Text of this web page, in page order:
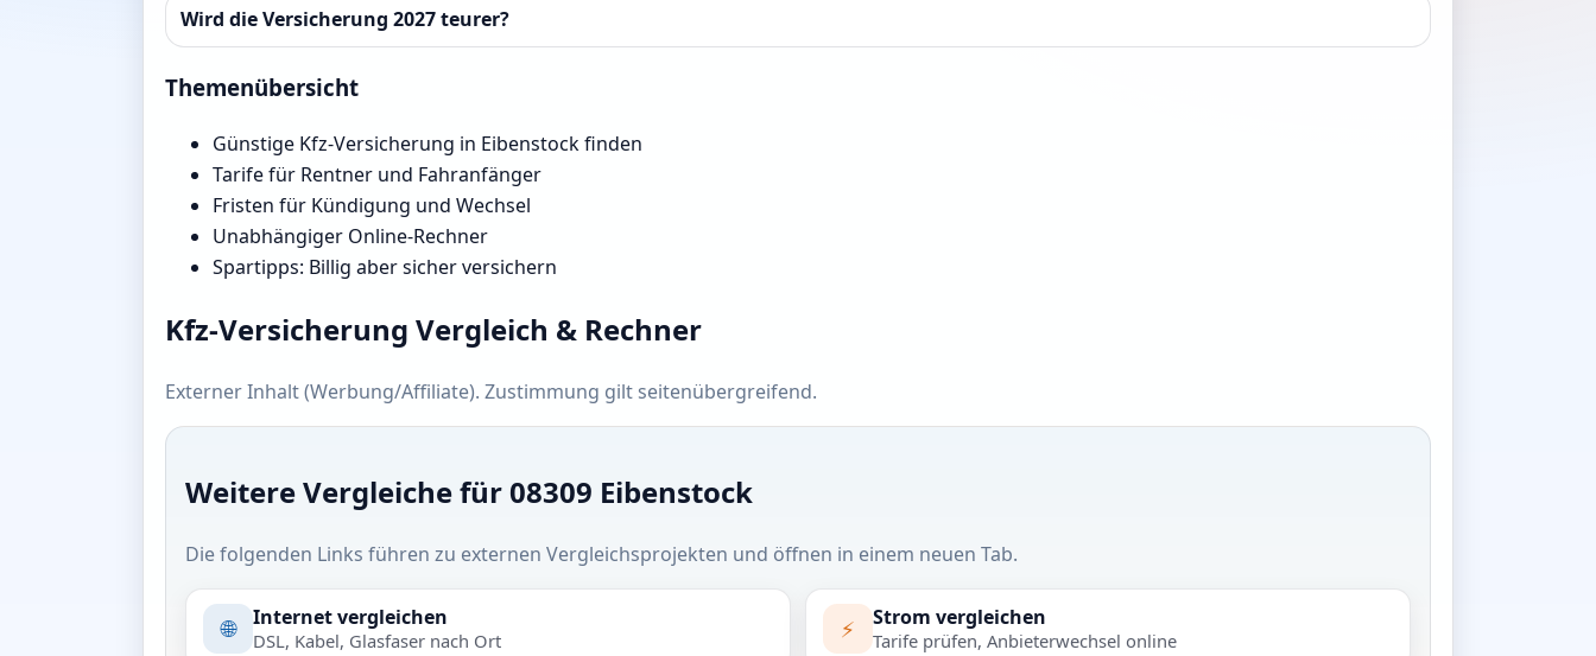
Wird die Versicherung 2027 teurer?
Themenübersicht
Günstige Kfz-Versicherung in Eibenstock finden
Tarife für Rentner und Fahranfänger
Fristen für Kündigung und Wechsel
Unabhängiger Online-Rechner
Spartipps: Billig aber sicher versichern
Kfz-Versicherung Vergleich & Rechner
Externer Inhalt (Werbung/Affiliate). Zustimmung gilt seitenübergreifend.
Weitere Vergleiche für 08309 Eibenstock
Die folgenden Links führen zu externen Vergleichsprojekten und öffnen in einem neuen Tab.
🌐 Internet vergleichen
DSL, Kabel, Glasfaser nach Ort ⚡ Strom vergleichen
Tarife prüfen, Anbieterwechsel online